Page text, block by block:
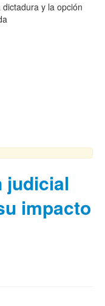
y la opción
judicial
impacto